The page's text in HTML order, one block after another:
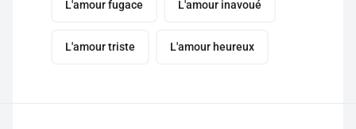
L'amour fugace L'amour inavoué
L'amour triste L'amour heureux